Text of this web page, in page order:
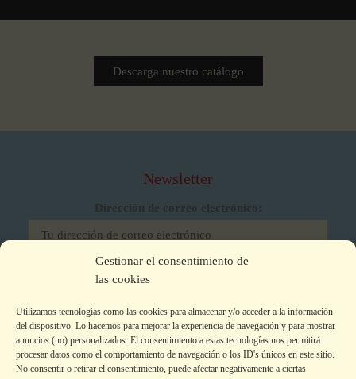
Gestionar el consentimiento de
las cookies
Utilizamos tecnologías como las cookies para almacenar y/o acceder a la información
del dispositivo. Lo hacemos para mejorar la experiencia de navegación y para mostrar
anuncios (no) personalizados. El consentimiento a estas tecnologías nos permitirá
procesar datos como el comportamiento de navegación o los ID's únicos en este sitio.
No consentir o retirar el consentimiento, puede afectar negativamente a ciertas
Descarga nuestro catálogo
Newsletter
Dirección de correo electrónico:
He leído y acepto los términos y condiciones